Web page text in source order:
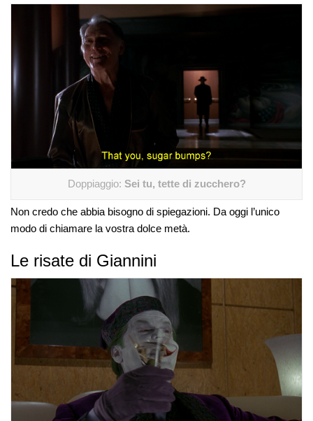
Doppiaggio: Sei tu, tette di zucchero?
Non credo che abbia bisogno di spiegazioni. Da oggi l’unico
modo di chiamare la vostra dolce metà.
Le risate di Giannini